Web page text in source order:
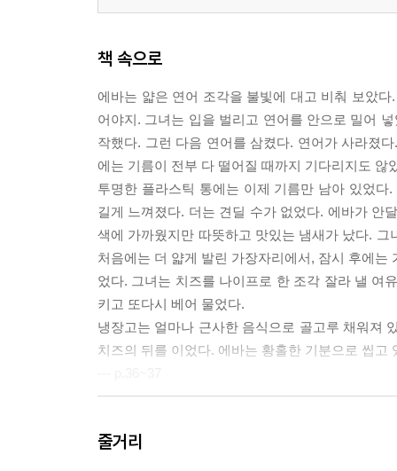
책 속으로
에바는 얇은 연어 조각을 불빛에 대고 비춰 보았
어야지. 그녀는 입을 벌리고 연어를 안으로 밀어
작했다. 그런 다음 연어를 삼켰다. 연어가 사라졌
에는 기름이 전부 다 떨어질 때까지 기다리지도
투명한 플라스틱 통에는 이제 기름만 남아 있었
길게 느껴졌다. 더는 견딜 수가 없었다. 에바가 안
색에 가까웠지만 따뜻하고 맛있는 냄새가 났다.
처음에는 더 얇게 발린 가장자리에서, 잠시 후에
었다. 그녀는 치즈를 나이프로 한 조각 잘라 낼 여
키고 또다시 베어 물었다.
냉장고는 얼마나 근사한 음식으로 골고루 채워져
치즈의 뒤를 이었다. 에바는 황홀한 기분으로 씹고
들을 갈라놓고 있었다. 그것은 완충 장치이자 누
줄거리